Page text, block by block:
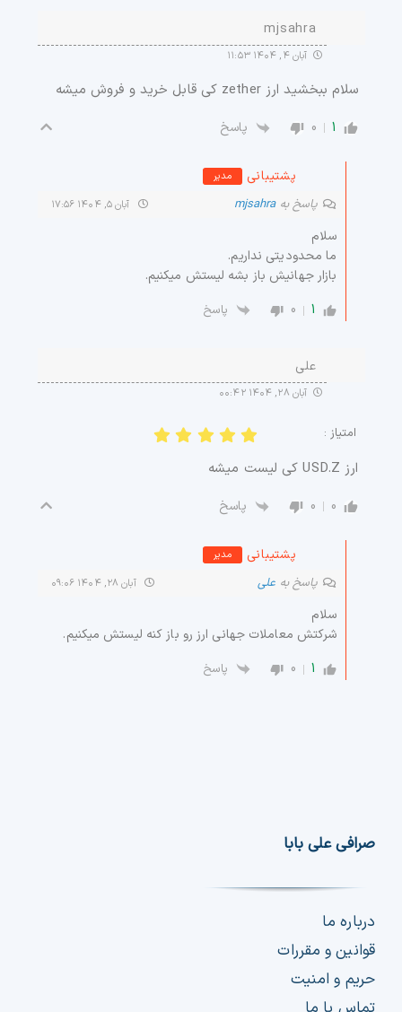
mjsahra
آبان ۴, ۱۴۰۴ ۱۱:۵۳
سلام ببخشید ارز zether کی قابل خرید و فروش میشه
1
0 پاسخ
پشتیبانی مدیر
پاسخ بهmjsahra آبان ۵, ۱۴۰۴ ۱۷:۵۶
سلام
ما محدودیتی نداریم.
بازار جهانیش باز بشه لیستش میکنیم.
1
0 پاسخ
علی
آبان ۲۸, ۱۴۰۴ ۰۰:۴۲
امتیاز :
ارز USD.Z کی لیست میشه
0
0 پاسخ
پشتیبانی مدیر
پاسخ به علی آبان ۲۸, ۱۴۰۴ ۰۹:۰۶
سلام
شرکتش معاملات جهانی ارز رو باز کنه لیستش میکنیم.
1
0 پاسخ
صرافی علی بابا
درباره ما
قوانین و مقررات
حریم و امنیت